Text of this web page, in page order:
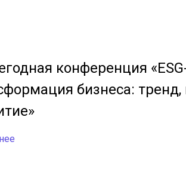
конференция
бизнеса: тренд,